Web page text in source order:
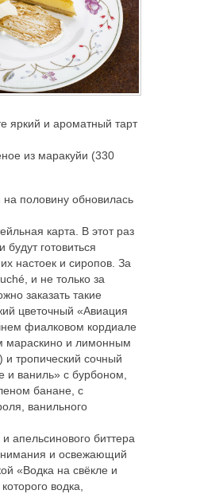
яркий и ароматный тарт
из маракуйи (330
половину обновилась
карта. В этот раз
будут готовиться
настоек и сиропов. За
и не только за
заказать такие
цветочный «Авиация
фиалковом кордиале
мараскино и лимонным
тропический сочный
и ваниль» с бурбоном,
банане, с
ванильного
апельсинового биттера
и освежающий
«Водка на свёкле и
водка,